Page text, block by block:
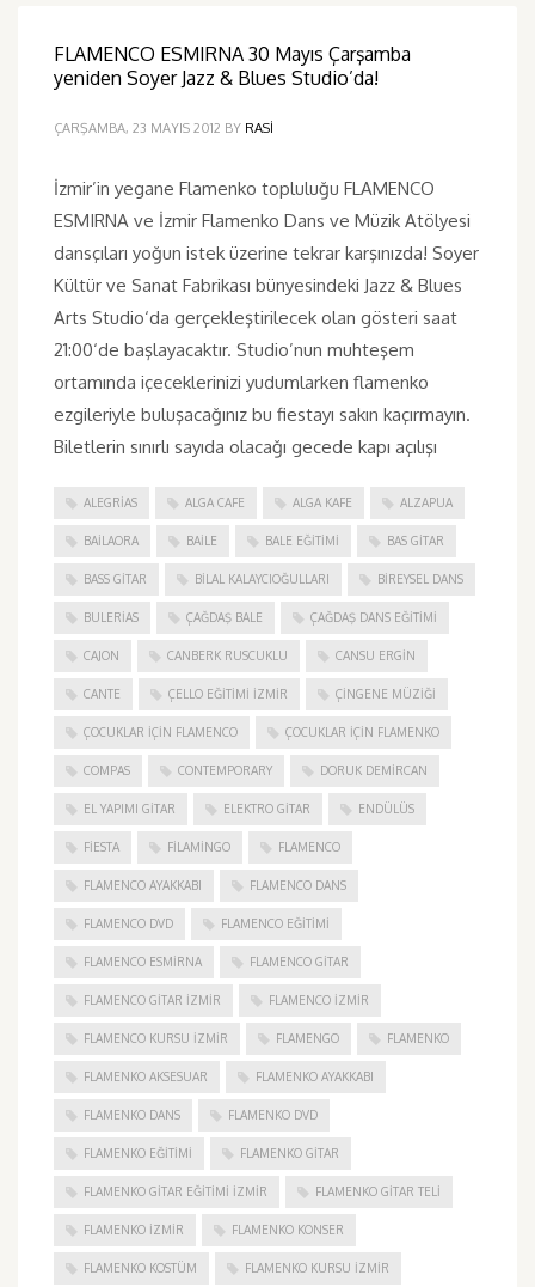
FLAMENCO ESMIRNA 30 Mayıs Çarşamba
yeniden Soyer Jazz & Blues Studio’da!
ÇARŞAMBA, 23 MAYIS 2012 BY RASI
İzmir’in yegane Flamenko topluluğu FLAMENCO
ESMIRNA ve İzmir Flamenko Dans ve Müzik Atölyesi
dansçıları yoğun istek üzerine tekrar karşınızda! Soyer
Kültür ve Sanat Fabrikası bünyesindeki Jazz & Blues
Arts Studio‘da gerçekleştirilecek olan gösteri saat
21:00‘de başlayacaktır. Studio’nun muhteşem
ortamında içeceklerinizi yudumlarken flamenko
ezgileriyle buluşacağınız bu fiestayı sakın kaçırmayın.
Biletlerin sınırlı sayıda olacağı gecede kapı açılışı
ALEGRIAS ALGA CAFE ALGA KAFE ALZAPUA
BAILAORA BAILE BALE EĞITIMI BAS GITAR
BASS GITAR BILAL KALAYCIOĞULLARI BIREYSEL DANS
BULERIAS ÇAĞDAŞ BALE ÇAĞDAŞ DANS EĞITIMI
CAJON CANBERK RUSCUKLU CANSU ERGIN
CANTE ÇELLO EĞITIMI İZMIR ÇINGENE MÜZIĞI
ÇOCUKLAR IÇIN FLAMENCO ÇOCUKLAR IÇIN FLAMENKO
COMPAS CONTEMPORARY DORUK DEMIRCAN
EL YAPIMI GITAR ELEKTRO GITAR ENDÜLÜS
FIESTA FILAMINGO FLAMENCO
FLAMENCO AYAKKABI FLAMENCO DANS
FLAMENCO DVD FLAMENCO EĞITIMI
FLAMENCO ESMIRNA FLAMENCO GITAR
FLAMENCO GITAR İZMIR FLAMENCO IZMIR
FLAMENCO KURSU İZMIR FLAMENGO FLAMENKO
FLAMENKO AKSESUAR FLAMENKO AYAKKABI
FLAMENKO DANS FLAMENKO DVD
FLAMENKO EĞITIMI FLAMENKO GITAR
FLAMENKO GITAR EĞITIMI İZMIR FLAMENKO GITAR TELI
FLAMENKO IZMIR FLAMENKO KONSER
FLAMENKO KOSTÜM FLAMENKO KURSU İZMIR